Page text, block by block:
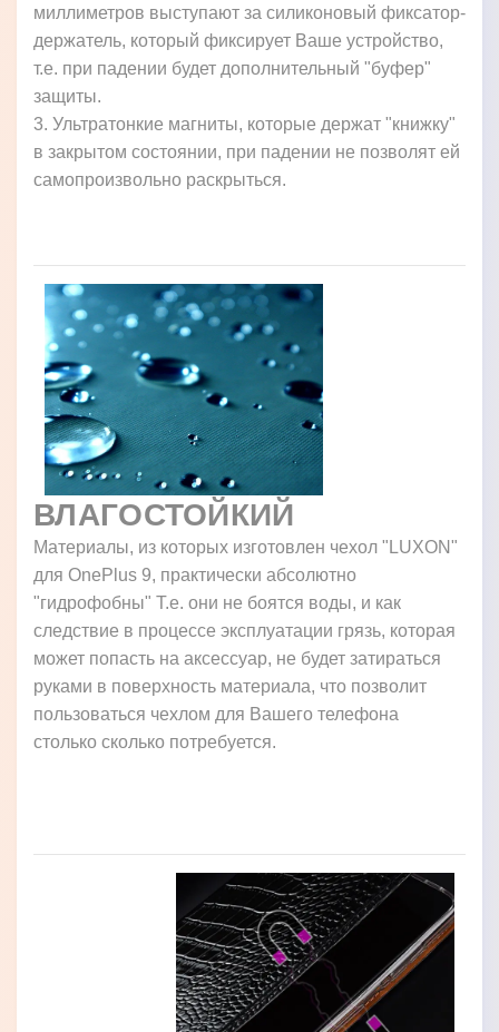
миллиметров выступают за силиконовый фиксатор-
держатель, который фиксирует Ваше устройство,
т.е. при падении будет дополнительный "буфер"
защиты.
3. Ультратонкие магниты, которые держат "книжку"
в закрытом состоянии, при падении не позволят ей
самопроизвольно раскрыться.
ВЛАГОСТОЙКИЙ
Материалы, из которых изготовлен чехол "LUXON"
для OnePlus 9, практически абсолютно
"гидрофобны" Т.е. они не боятся воды, и как
следствие в процессе эксплуатации грязь, которая
может попасть на аксессуар, не будет затираться
руками в поверхность материала, что позволит
пользоваться чехлом для Вашего телефона
столько сколько потребуется.